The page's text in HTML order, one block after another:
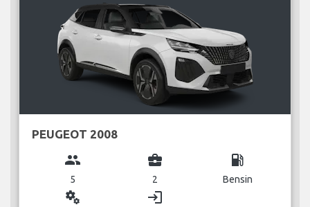
PEUGEOT 2008
group
5
business_center
2
local_gas_station
Bensin
miscellaneous_services login